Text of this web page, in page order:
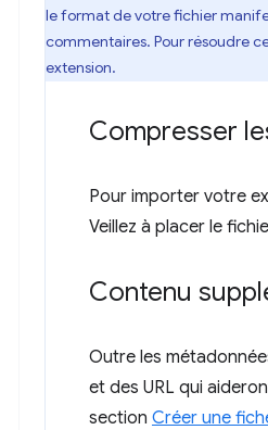
le format de votre fichier
commentaires. Pour résoudre
extension.
Compresser
Pour importer votre
Veillez à placer le
Contenu
Outre les
et des URL qui
section Créer une